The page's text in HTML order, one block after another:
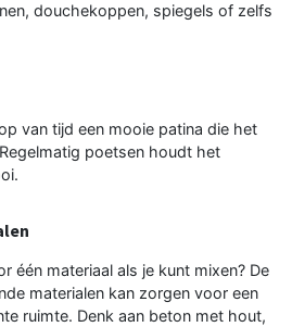
douchekoppen, spiegels of zelfs
van tijd een mooie patina die het
poetsen houdt het
één materiaal als je kunt mixen? De
materialen kan zorgen voor een
ruimte. Denk aan beton met hout,